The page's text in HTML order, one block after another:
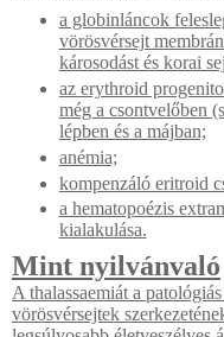
a globinláncok
vörösvérsejt
károsodást és korai
az erythroid
még a csontvelőben
lépben és a májban;
anémia;
kompenzáló eritroid
a hematopoézis
kialakulása.
Mint nyilvánvaló
A thalassaemiát a
vörösvérsejtek